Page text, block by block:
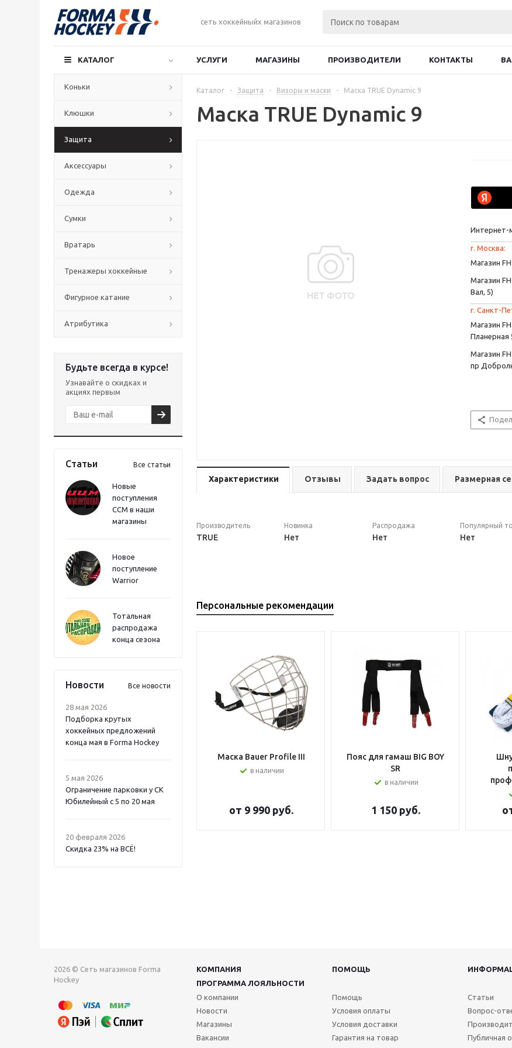
сеть хоккейныйх магазинов
КАТАЛОГ УСЛУГИ МАГАЗИНЫ ПРОИЗВОДИТЕЛИ КОНТАКТЫ
Коньки
Клюшки
Защита
Аксессуары
Одежда
Сумки
Вратарь
Тренажеры хоккейные
Фигурное катание
Атрибутика
Будьте всегда в курсе!
Узнавайте о скидках и
акциях первым
Статьи Все статьи
Новые
поступления
CCM в наши
магазины
Новое
поступление
Warrior
Тотальная
распродажа
конца сезона
Новости Все новости
28 мая 2026
Подборка крутых
хоккейных предложений
конца мая в Forma Hockey
5 мая 2026
Ограничение парковки у СК
Юбилейный с 5 по 20 мая
20 февраля 2026
Скидка 23% на ВСË!
Каталог - Защита - Визоры и маски - Маска TRUE Dynamic 9
Маска TRUE Dynamic 9
Интернет-
г. Москва:
Магазин
Магазин
Вал, 5)
г. Санкт-
Магазин
Планерная
Магазин
пр
Характеристики Отзывы Задать вопрос Размерная
Производитель
TRUE
Новинка
Нет
Распродажа
Нет
Популярный
Нет
Персональные рекомендации
Маска Bauer Profile III
в наличии
от 9 990 руб.
Пояс для гамаш BIG BOY
SR
в наличии
1 150руб.
2026 © Сеть магазинов Forma
Hockey
КОМПАНИЯ ПОМОЩЬ
ПРОГРАММА ЛОЯЛЬНОСТИ
О компании
Новости
Магазины
Вакансии
Помощь
Условия оплаты
Условия доставки
Гарантия на товар
Статьи
Вопрос-
Публичная